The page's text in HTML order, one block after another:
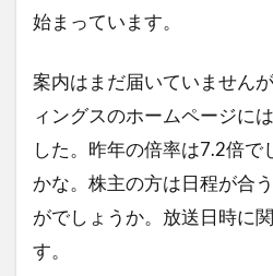
始まっています。
案内はまだ届いていません
ィングスのホームページに
した。昨年の倍率は7.2倍で
かな。株主の方は日程が合
がでしょうか。放送日時に
す。